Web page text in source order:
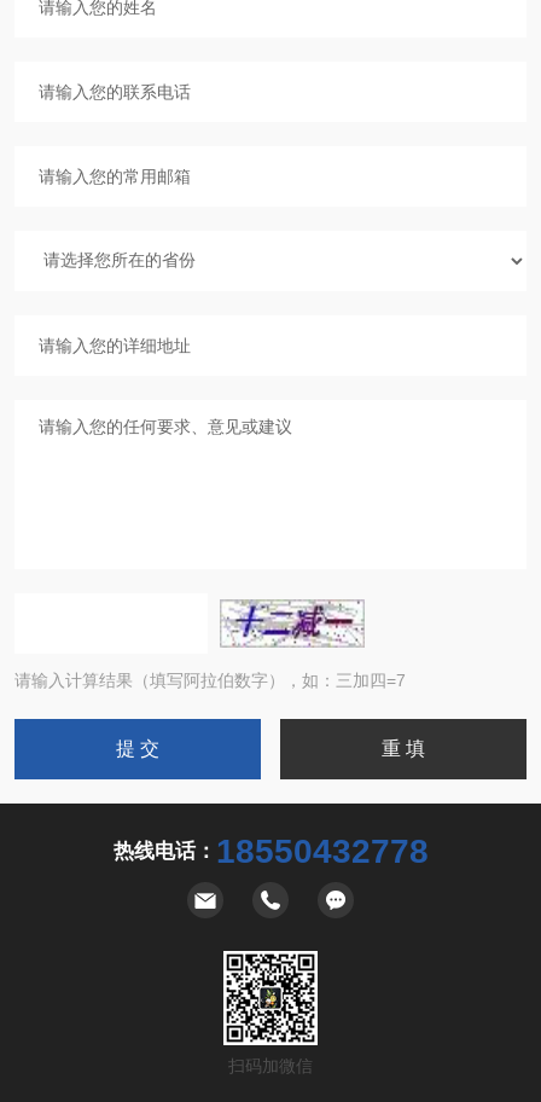
请输入计算结果（填写阿拉伯数字），如：三加四=7
热线电话： 18550432778
扫码加微信